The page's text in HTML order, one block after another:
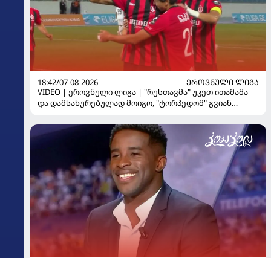
18:42/07-08-2026
ᲔᲠᲝᲕᲜᲣᲚᲘ ᲚᲘᲒᲐ
VIDEO | ეროვნული ლიგა | "რუსთავმა" უკეთ ითამაშა
და დამსახურებულად მოიგო, "ტორპედომ" გვიან